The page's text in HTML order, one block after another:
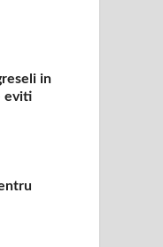
in
eviti